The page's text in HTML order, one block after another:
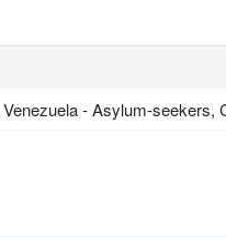
- Asylum-seekers,